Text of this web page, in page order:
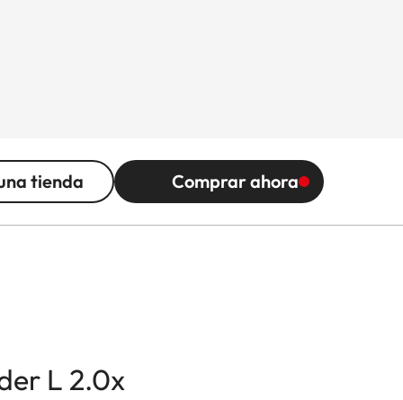
tienda Comprar ahora
L 2.0x